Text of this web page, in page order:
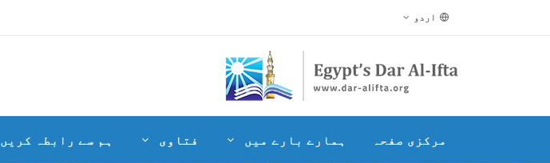
اردو
مرکزی صفحہ ہمارے بارے میں فتاوی ہم سے رابطہ کریں